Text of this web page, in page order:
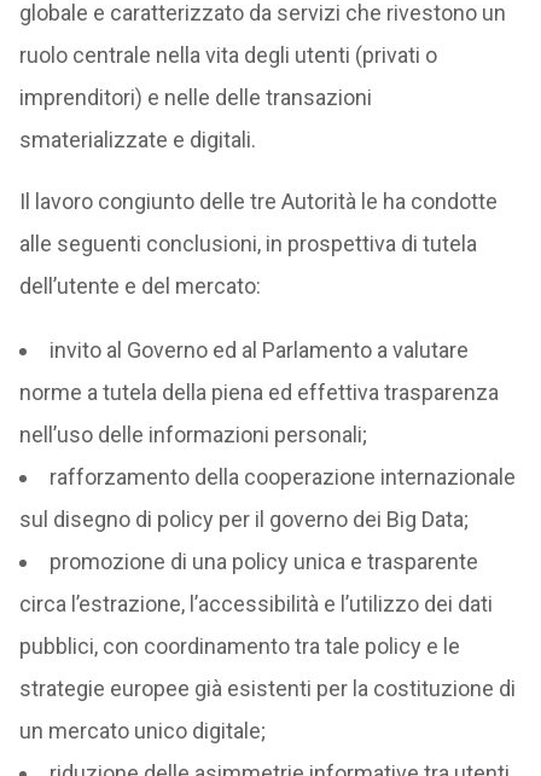
globale e caratterizzato da servizi che rivestono un
ruolo centrale nella vita degli utenti (privati o
imprenditori) e nelle delle transazioni
smaterializzate e digitali.
Il lavoro congiunto delle tre Autorità le ha condotte
alle seguenti conclusioni, in prospettiva di tutela
dell’utente e del mercato:
invito al Governo ed al Parlamento a valutare
norme a tutela della piena ed effettiva trasparenza
nell’uso delle informazioni personali;
rafforzamento della cooperazione internazionale
sul disegno di policy per il governo dei Big Data;
promozione di una policy unica e trasparente
circa l’estrazione, l’accessibilità e l’utilizzo dei dati
pubblici, con coordinamento tra tale policy e le
strategie europee già esistenti per la costituzione di
un mercato unico digitale;